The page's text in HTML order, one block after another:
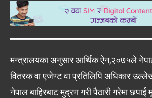
मन्त्रालयका अनुसार आर्थिक ऐन,२०७५ले
वितरक वा एजेण्ट वा प्रतिलिपि अधिकार
नेपाल बाहिरबाट मुद्रण गरी पैठारी गरेमा